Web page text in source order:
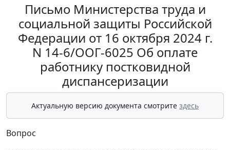
Письмо Министерства труда и
социальной защиты Российской
Федерации от 16 октября 2024 г.
N 14-6/ООГ-6025 Об оплате
работнику постковидной
диспансеризации
Актуальную версию документа смотрите здесь
Вопрос